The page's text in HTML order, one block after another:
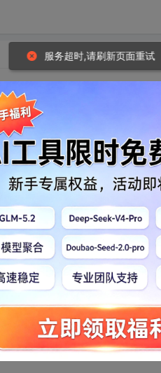
动态 举报
服务超时,请刷新页面重试